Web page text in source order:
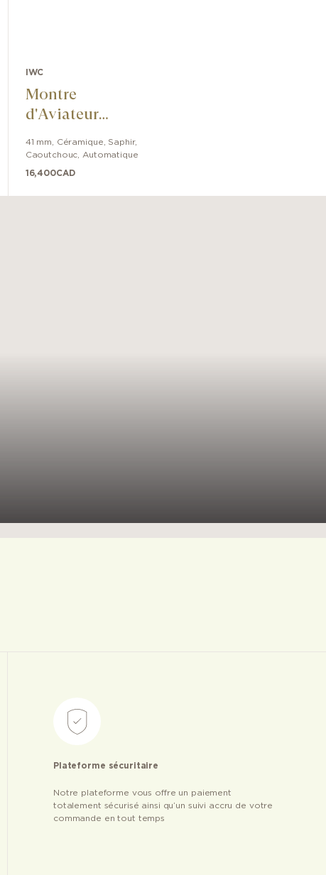
IWC
Montre
d'Aviateur
Chronographe 41
George Russell
41 mm Céramique, Saphir,
Caoutchouc
Automatique
16,400CAD
Plateforme sécuritaire
Notre plateforme vous offre un paiement
totalement sécurisé ainsi qu’un suivi accru de votre
commande en tout temps